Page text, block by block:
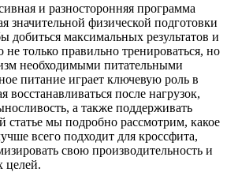
и разносторонняя программа
значительной физической подготовки
добиться максимальных результатов и
только правильно тренироваться, но
необходимыми питательными
питание играет ключевую роль в
восстанавливаться после нагрузок,
а также поддерживать
статье мы подробно рассмотрим, какое
всего подходит для кроссфита,
свою производительность и
целей.